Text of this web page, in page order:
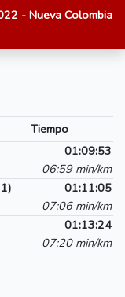
- Nueva Colombia
Tiempo
01:09:53
06:59 min/km
01:11:05
07:06 min/km
01:13:24
07:20 min/km